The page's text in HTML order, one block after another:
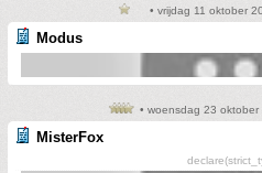
• vrijdag 11 oktober
Modus
• woensdag 23
MisterFox